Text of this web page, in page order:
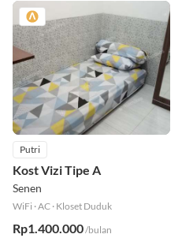
Putri
Kost Vizi Tipe A
Senen
WiFi ·AC · Kloset Duduk
Rp1.400.000/bulan